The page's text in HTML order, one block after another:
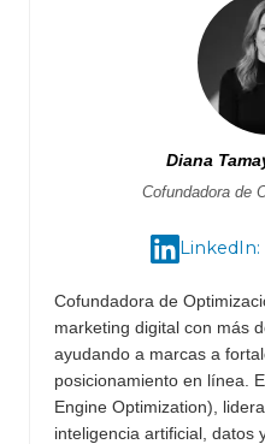
Diana
Cofundadora de
LinkedIn:
Cofundadora de
marketing digital con más
ayudando a marcas a
posicionamiento en línea.
Engine Optimization),
inteligencia artificial, datos